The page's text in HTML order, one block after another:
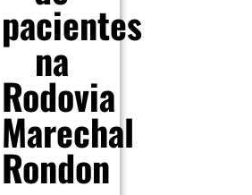
pacientes
na
Rodovia
Marechal
Rondon